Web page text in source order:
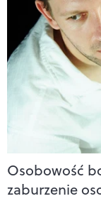
Osobowość
zaburzenie